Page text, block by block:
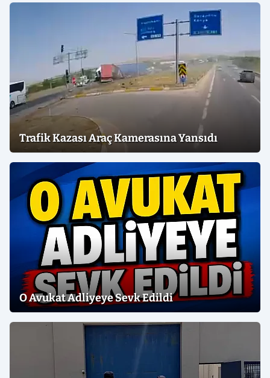
Trafik Kazası Araç Kamerasına Yansıdı
O Avukat Adliyeye Sevk Edildi